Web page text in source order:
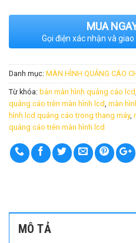
MUA
Gọi điện xác nhận và
Danh mục: MÀN HÌNH QUẢNG CÁO
Từ khóa: bán màn hình quảng cáo lcd
quảng cáo trên màn hình lcd màn
hình lcd quảng cáo trong thang máy,
quảng cáo trên màn hình lcd
MÔ TẢ